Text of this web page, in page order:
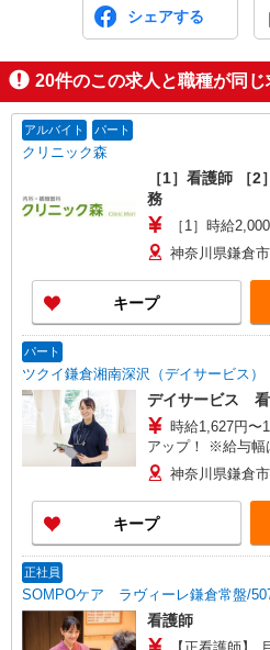
シェアする
20件のこの求人と職種が同じ
アルバイト パート
クリニック森
［1］看護師 ［
務
［1］時給
神奈川県鎌倉
キープ
パート
ツクイ鎌倉湘南深沢（デイサービス）
デイサービス 看
時給1,627円〜1,907円 ★土日祝
アップ！ ※給与幅
神奈川県鎌倉
キープ
正社員
SOMPOケア ラヴィーレ鎌倉常盤/
看護師